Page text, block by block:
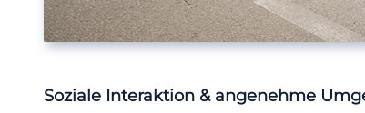
Soziale Interaktion & angenehme